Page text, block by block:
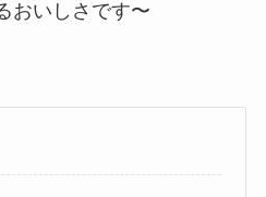
おいしさです〜